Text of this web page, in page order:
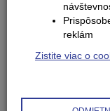
nové drevodekory.
ktoré budú
K najnovším
(nahrádza príliš
reklám
Zistite viac o